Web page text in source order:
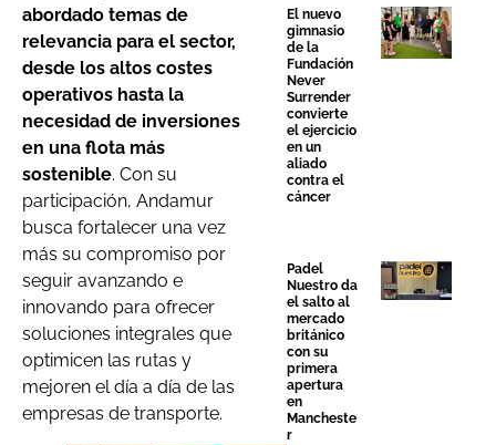
abordado temas de
relevancia para el sector,
desde los altos costes
operativos hasta la
necesidad de inversiones
en una flota más
sostenible. Con su
participación, Andamur
busca fortalecer una vez
más su compromiso por
seguir avanzando e
innovando para ofrecer
soluciones integrales que
optimicen las rutas y
mejoren el día a día de las
empresas de transporte.
El nuevo
gimnasio
de la
Fundación
Never
Surrender
convierte
el ejercicio
en un
aliado
contra el
cáncer
Padel
Nuestro da
el salto al
mercado
británico
con su
primera
apertura
en
Mancheste
r